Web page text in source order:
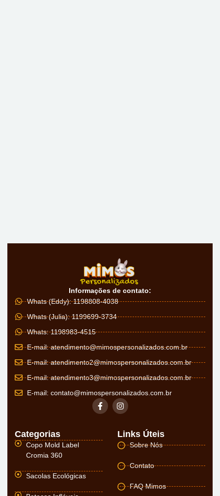
Informações de contato:
Whats (Eddy): 1198808-4038
Whats (Julia): 1199699-3734
Whats: 1198983-4515
E-mail:atendimento@mimospersonalizados.com.br
E-mail:atendimento2@mimospersonalizados.com.br
E-mail:atendimento3@mimospersonalizados.com.br
E-mail: contato@mimospersonalizados.com.br
Categorias
Copo Mold Label
Cromia 360
Sacolas Ecológicas
Links Úteis
Sobre Nós
Contato
FAQ Mimos